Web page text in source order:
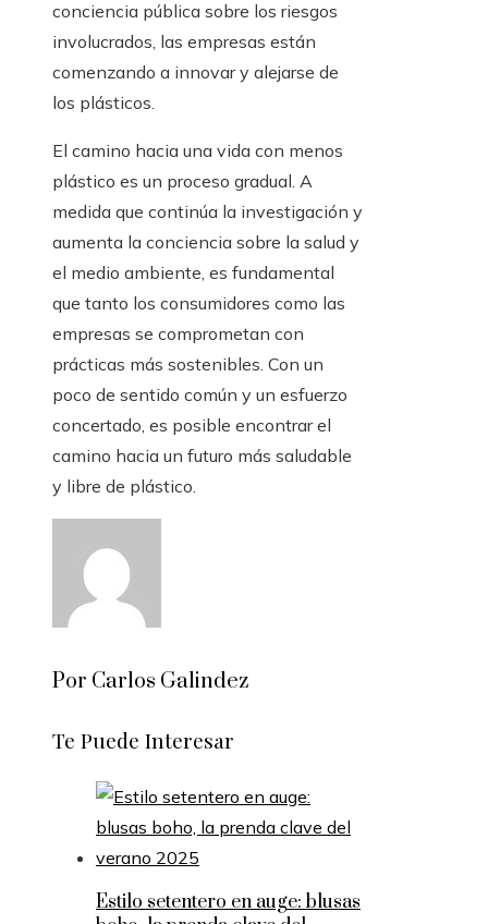
conciencia pública sobre los riesgos
involucrados, las empresas están
comenzando a innovar y alejarse de
los plásticos.
El camino hacia una vida con menos
plástico es un proceso gradual. A
medida que continúa la investigación y
aumenta la conciencia sobre la salud y
el medio ambiente, es fundamental
que tanto los consumidores como las
empresas se comprometan con
prácticas más sostenibles. Con un
poco de sentido común y un esfuerzo
concertado, es posible encontrar el
camino hacia un futuro más saludable
y libre de plástico.
Por Carlos Galindez
Te Puede Interesar
Estilo setentero en auge: blusas